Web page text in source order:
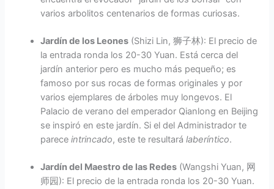
varios arbolitos centenarios de formas curiosas.
Jardín de los Leones (Shizi Lin, 狮子林): El precio de
la entrada ronda los 20-30 Yuan. Está cerca del
jardín anterior pero es mucho más pequeño; es
famoso por sus rocas de formas originales y por
varios ejemplares de árboles muy longevos. El
Palacio de verano del emperador Qianlong en Beijing
se inspiró en este jardín. Si el del Administrador te
pareceintrincado, este te resultarálaberíntico.
Jardín del Maestro de las Redes (Wangshi Yuan, 网
师园): El precio de la entrada ronda los 20-30 Yuan.